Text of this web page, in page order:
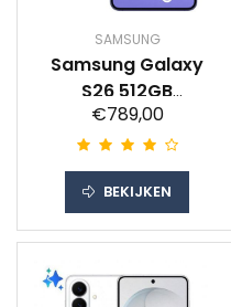
SAMSUNG
Samsung Galaxy
S26 512GB
Donkerblauw 5G
€789,00
BEKIJKEN